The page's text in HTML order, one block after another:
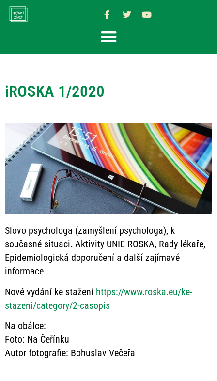
iROSKA 1/2020
Slovo psychologa (zamyšlení psychologa), k
současné situaci. Aktivity UNIE ROSKA, Rady lékaře,
Epidemiologická doporučení a další zajímavé
informace.
Nové vydání ke stažení https://www.roska.eu/ke-
stazeni/category/2-casopis
Na obálce:
Foto: Na Čeřínku
Autor fotografie: Bohuslav Večeřa